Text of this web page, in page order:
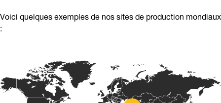
Voici quelques exemples de nos sites de production mondiaux
: